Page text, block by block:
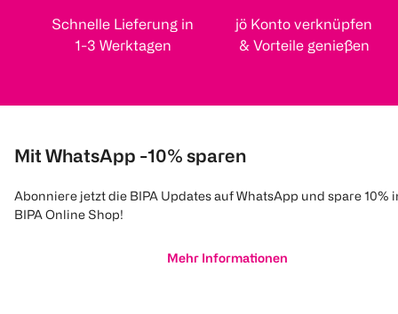
Schnelle Lieferung in
1-3 Werktagen
jö Konto verknüpfen
& Vorteile genießen
Mit WhatsApp -10% sparen
Abonniere jetzt die BIPA Updates auf WhatsApp und spare 10%
BIPA Online Shop!
Mehr Informationen